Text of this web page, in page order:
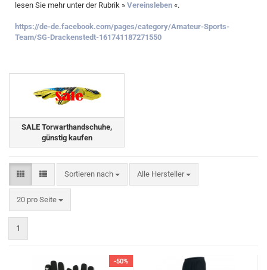
lesen Sie mehr unter der Rubrik » Vereinsleben «.
https://de-de.facebook.com/pages/category/Amateur-Sports-
Team/SG-Drackenstedt-161741187271550
SALE Torwarthandschuhe,
günstig kaufen
Sortieren nach
Sortieren nach Alle Hersteller
20 pro Seite
pro Seite
1
-50%